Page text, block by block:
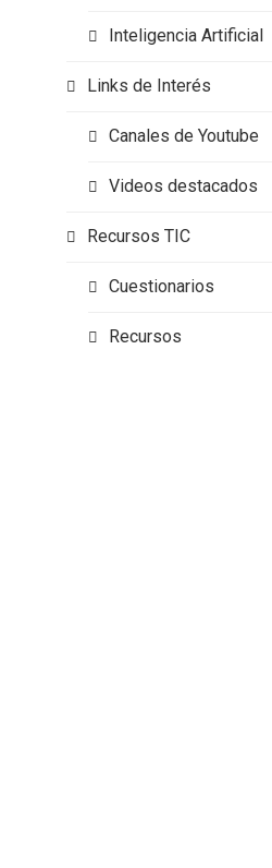
Inteligencia Artificial
Links de Interés
Canales de Youtube
Videos destacados
Recursos TIC
Cuestionarios
Recursos